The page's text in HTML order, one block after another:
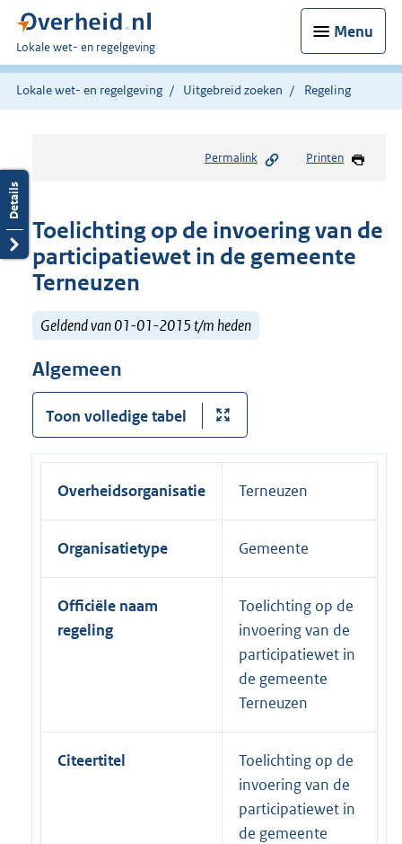
Menu
U
bent
hier:
Lokale wet- en regelgeving
Lokale wet- en regelgeving Uitgebreid zoeken Regeling
Permalink Printen
Toelichting op de invoering van de
participatiewet in de gemeente
Terneuzen
Geldend van 01-01-2015 t/m heden
Algemeen
Toon volledige tabel
Overheidsorganisatie Terneuzen
Organisatietype Gemeente
Officiële naam
regeling
Toelichting op de
invoering van de
participatiewet in
de gemeente
Terneuzen
Citeertitel
Toelichting op de
invoering van de
participatiewet in
de gemeente